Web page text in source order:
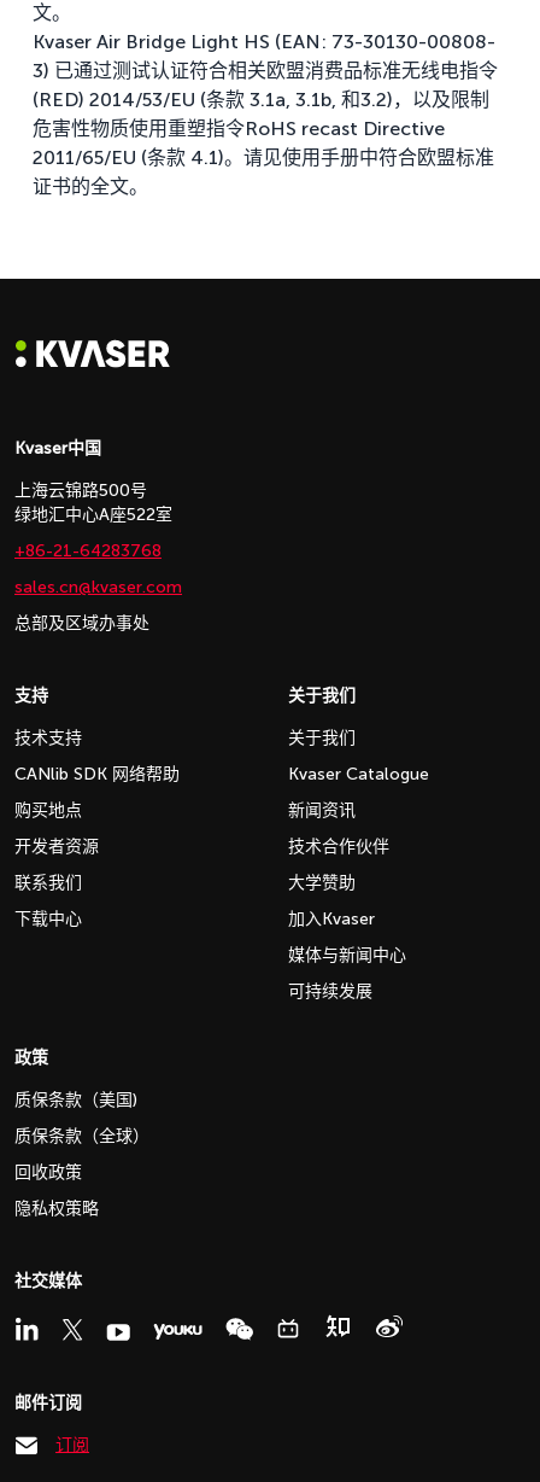
文。
Kvaser Air Bridge Light HS (EAN: 73-30130-00808-
3) 已通过测试认证符合相关欧盟消费品标准无线电指令
(RED) 2014/53/EU (条款 3.1a, 3.1b, 和3.2)，以及限制
危害性物质使用重塑指令RoHS recast Directive
2011/65/EU (条款 4.1)。请见使用手册中符合欧盟标准
证书的全文。
Kvaser中国
上海云锦路500号
绿地汇中心A座522室
+86-21-64283768
sales.cn@kvaser.com
总部及区域办事处
支持
技术支持
CANlib SDK 网络帮助
购买地点
开发者资源
联系我们
下载中心
关于我们
关于我们
Kvaser Catalogue
新闻资讯
技术合作伙伴
大学赞助
加入Kvaser
媒体与新闻中心
可持续发展
政策
质保条款（美国)
质保条款（全球）
回收政策
隐私权策略
社交媒体
邮件订阅
订阅